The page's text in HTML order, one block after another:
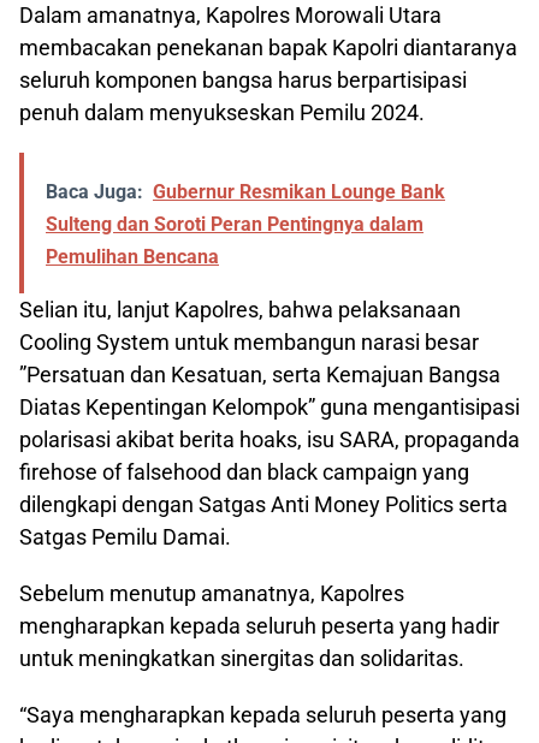
Dalam amanatnya, Kapolres Morowali Utara
membacakan penekanan bapak Kapolri diantaranya
seluruh komponen bangsa harus berpartisipasi
penuh dalam menyukseskan Pemilu 2024.
Baca Juga: Gubernur Resmikan Lounge Bank
Sulteng dan Soroti Peran Pentingnya dalam
Pemulihan Bencana
Selian itu, lanjut Kapolres, bahwa pelaksanaan
Cooling System untuk membangun narasi besar
”Persatuan dan Kesatuan, serta Kemajuan Bangsa
Diatas Kepentingan Kelompok” guna mengantisipasi
polarisasi akibat berita hoaks, isu SARA, propaganda
firehose of falsehood dan black campaign yang
dilengkapi dengan Satgas Anti Money Politics serta
Satgas Pemilu Damai.
Sebelum menutup amanatnya, Kapolres
mengharapkan kepada seluruh peserta yang hadir
untuk meningkatkan sinergitas dan solidaritas.
“Saya mengharapkan kepada seluruh peserta yang